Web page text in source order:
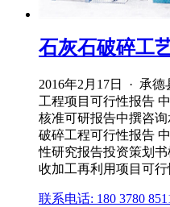
石灰石破碎工
2016年2月17日 · 承
工程项目可行性报告
核准可研报告中撰咨
破碎工程可行性报告
性研究报告投资策划
收加工再利用项目可
联系电话: 180 3780